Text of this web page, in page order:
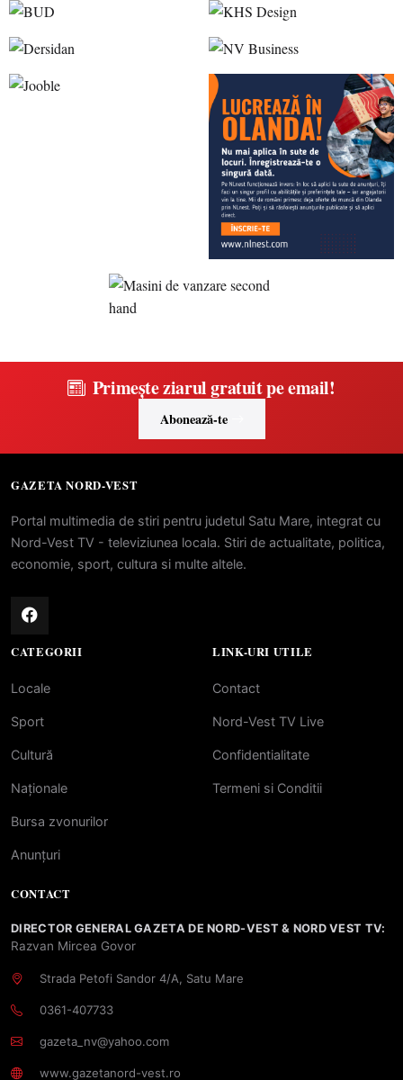
Primește ziarul gratuit pe email!
Abonează-te
GAZETA NORD-VEST
Portal multimedia de stiri pentru judetul Satu Mare, integrat cu
Nord-Vest TV - televiziunea locala. Stiri de actualitate, politica,
economie, sport, cultura si multe altele.
CATEGORII
Locale
Sport
Cultură
Naționale
Bursa zvonurilor
Anunțuri
LINK-URI UTILE
Contact
Nord-Vest TV Live
Confidentialitate
Termeni si Conditii
CONTACT
DIRECTOR GENERAL GAZETA DE NORD-VEST & NORD VEST TV:
Razvan Mircea Govor
Strada Petofi Sandor 4/A, Satu Mare
0361-407733
gazeta_nv@yahoo.com
www.gazetanord-vest.ro